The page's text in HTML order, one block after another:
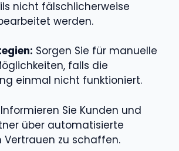
nicht fälschlicherweise
werden.
Sorgen Sie für manuelle
falls die
einmal nicht funktioniert.
Informieren Sie Kunden und
über automatisierte
Vertrauen zu schaffen.